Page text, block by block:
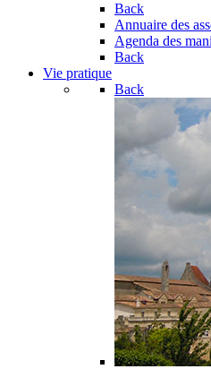
Back
Annuaire des
Agenda des
Back
Vie pratique
Back